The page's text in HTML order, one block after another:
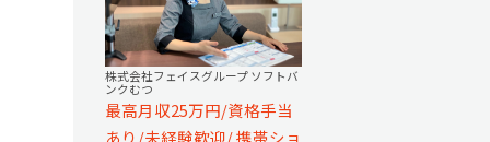
株式会社フェイスグループ ソフトバ
ンクむつ
最高月収25万円/資格手当
あり/未経験歓迎/ 携帯ショ